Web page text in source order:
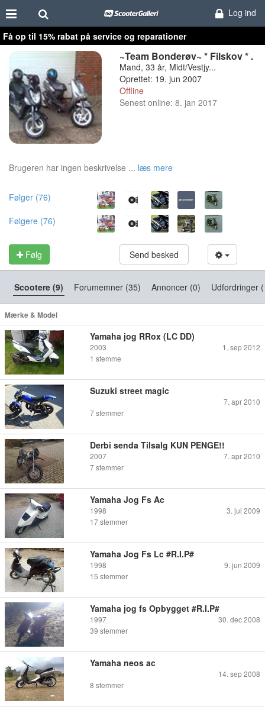
Log ind
Få op til 15% rabat på service og reparationer
~Team Bonderøv~ * Filskov * .
Mand, 33 år, Midt/Vestjy...
Oprettet: 19. jun 2007
Offline
Senest online: 8. jan 2017
Brugeren har ingen beskrivelse ... læs mere
Følger (76)
Følgere (76)
Følg Send besked
Scootere (9) Forumemner (35) Annoncer (0) Udfordringer
Mærke & Model
Yamaha jog RRox (LC DD)
2003
1. sep 2012
1 stemme
Suzuki street magic
7. apr 2010
7 stemmer
Derbi senda Tilsalg KUN PENGE!!
2007
7. apr 2010
7 stemmer
Yamaha Jog Fs Ac
1998
3. jul 2009
17 stemmer
Yamaha Jog Fs Lc #R.I.P#
1998
9. jun 2009
15 stemmer
Yamaha jog fs Opbygget #R.I.P#
1997
30. dec 2008
39 stemmer
Yamaha neos ac
14. sep 2008
8 stemmer